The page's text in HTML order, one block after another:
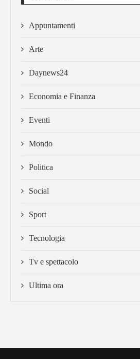
Appuntamenti
Arte
Daynews24
Economia e Finanza
Eventi
Mondo
Politica
Social
Sport
Tecnologia
Tv e spettacolo
Ultima ora